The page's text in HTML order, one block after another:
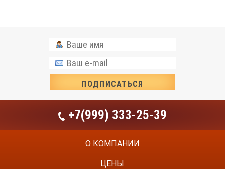
+7(999) 333-25-39
О КОМПАНИИ
ЦЕНЫ